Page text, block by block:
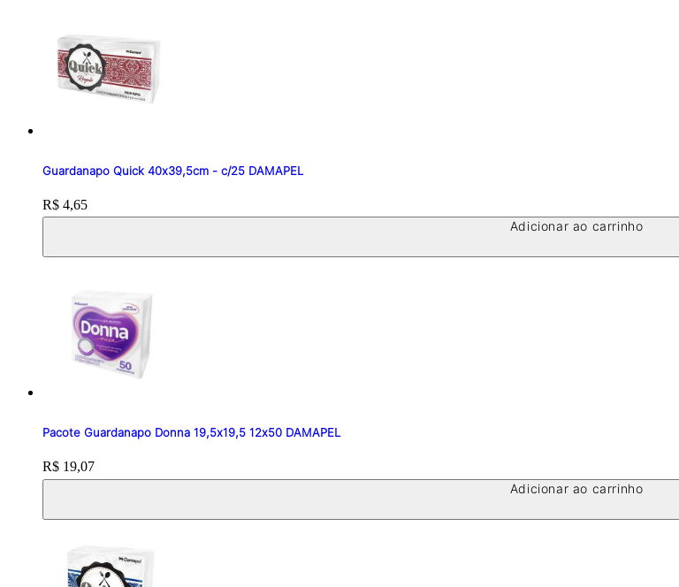
Guardanapo Quick 40x39,5cm - c/25 DAMAPEL
Price:
R$ 4,65
Adicionar ao carrinho
Pacote Guardanapo Donna 19,5x19,5 12x50 DAMAPEL
Price:
R$ 19,07
Adicionar ao carrinho